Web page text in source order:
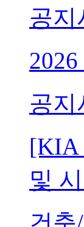
공지
공지
[KIA
및